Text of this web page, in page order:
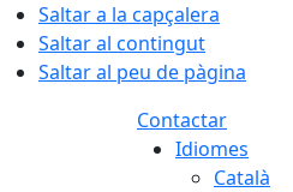
Saltar a la capçalera
Saltar al contingut
Saltar al peu de pàgina
Contactar
Idiomes
Català